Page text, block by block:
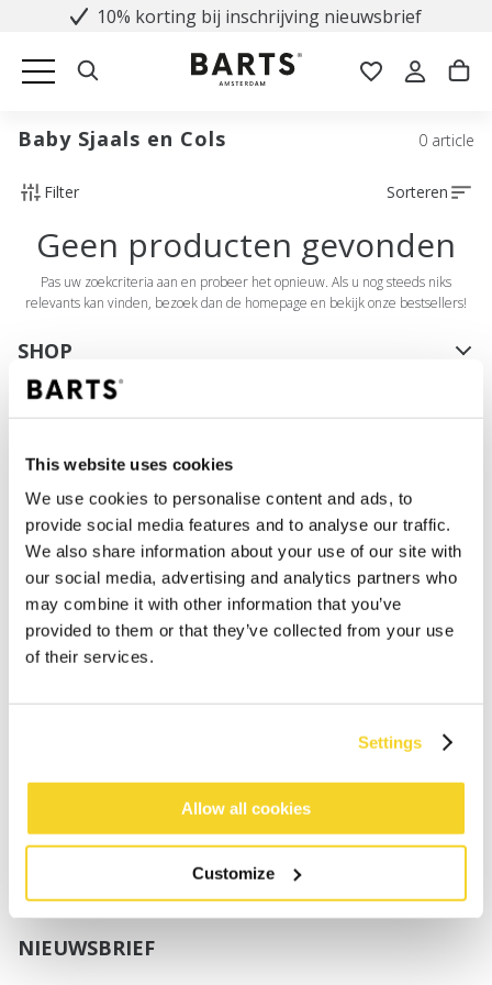
This website uses cookies
We use cookies to personalise content and ads, to
provide social media features and to analyse our traffic.
We also share information about your use of our site with
our social media, advertising and analytics partners who
may combine it with other information that you’ve
provided to them or that they’ve collected from your use
of their services.
Settings
Allow all cookies
Customize
10% korting bij inschrijving nieuwsbrief
Baby Sjaals en Cols 0 article
Filter Sorteren
Geen producten gevonden
Pas uw zoekcriteria aan en probeer het opnieuw. Als u nog steeds niks
relevants kan vinden, bezoek dan de homepage en bekijk onze bestsellers!
SHOP
Meisjes
Jongens
Baby's
SUPPORT
Maattabellen
Verzenden
UV-Beschermingsnorm
Privacy Policy
NIEUWSBRIEF